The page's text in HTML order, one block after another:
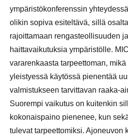
ympäristökonferenssin
olikin sopiva esiteltävä, sillä
rajoittamaan rengasteollisuuden
haittavaikutuksia ympäristölle.
vararenkaasta tarpeettoman,
yleistyessä käytössä pienentää
valmistukseen tarvittavan raaka-
Suorempi vaikutus on kuitenkin
kokonaispaino pienenee, kun
tulevat tarpeettomiksi. Ajoneuvon